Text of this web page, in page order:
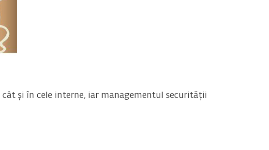
și în cele interne, iar managementul securității